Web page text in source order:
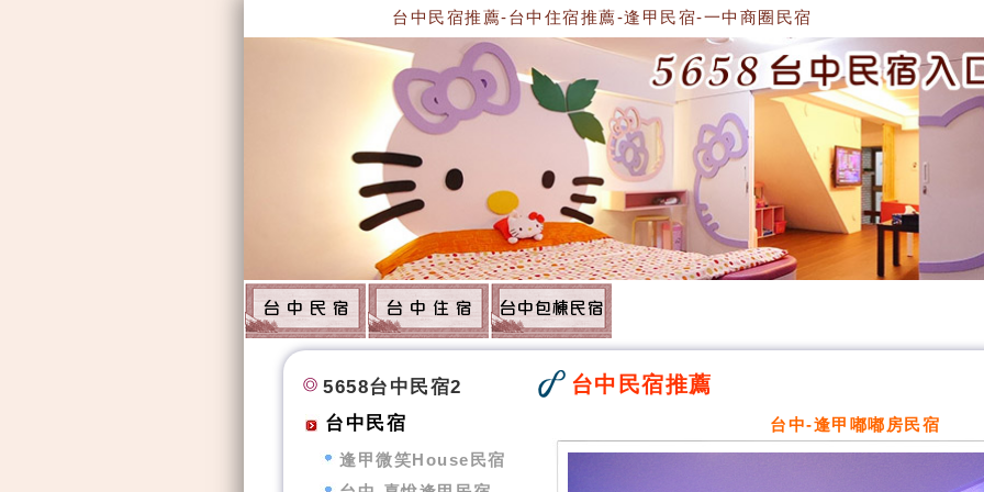
台中民宿推薦-台中住宿推薦-逢甲民宿-一中商圈民宿
台中民宿推薦
台中-逢甲嘟嘟房民宿
5658台中民宿2
台中民宿
逢甲微笑House民宿